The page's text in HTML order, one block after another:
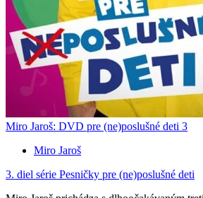
Miro Jaroš: DVD pre (ne)poslušné deti 3
Miro Jaroš
3. diel série Pesničky pre (ne)poslušné deti